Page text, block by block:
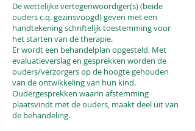
De wettelijke vertegenwoordiger(s) (beide
ouders c.q. gezinsvoogd) geven met een
handtekening schriftelijk toestemming voor
het starten van de therapie.
Er wordt een behandelplan opgesteld. Met
evaluatieverslag en gesprekken worden de
ouders/verzorgers op de hoogte gehouden
van de ontwikkeling van hun kind.
Oudergesprekken waarin afstemming
plaatsvindt met de ouders, maakt deel uit van
de behandeling.